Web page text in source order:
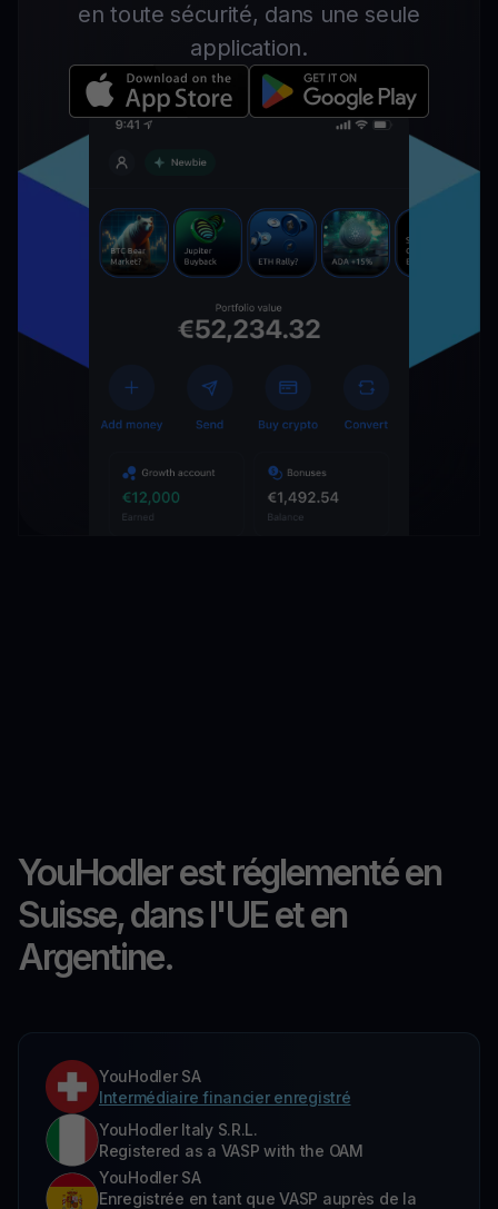
en toute sécurité, dans une seule
application.
YouHodler est réglementé en
Suisse, dans l'UE et en
Argentine.
YouHodler SA
Intermédiaire financier enregistré
YouHodler Italy S.R.L.
Registered as a VASP with the OAM
YouHodler SA
Enregistrée en tant que VASP auprès de la